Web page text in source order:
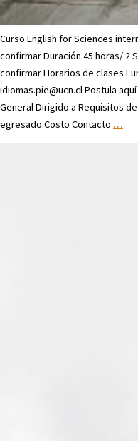
Curso English for Sciences
confirmar Duración 45 horas/ 2
confirmar Horarios de clases
idiomas.pie@ucn.cl Postula
General Dirigido a Requisitos
egresado Costo Contacto …